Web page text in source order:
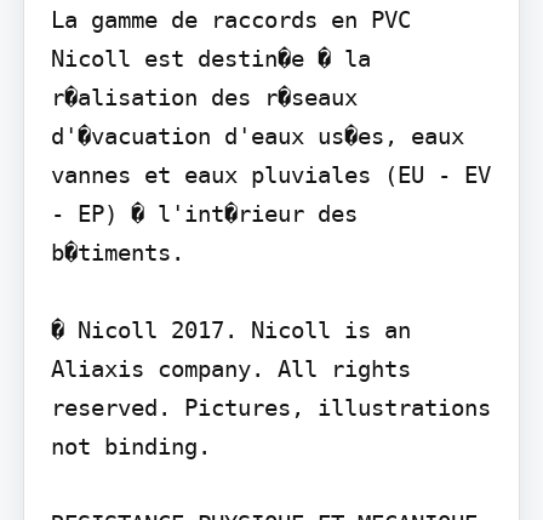
La gamme de raccords en PVC
Nicoll est destin�e � la
r�alisation des r�seaux
d'�vacuation d'eaux us�es, eaux
vannes et eaux pluviales (EU - EV
- EP) � l'int�rieur des
b�timents.
� Nicoll 2017. Nicoll is an
Aliaxis company. All rights
reserved. Pictures, illustrations
not binding.